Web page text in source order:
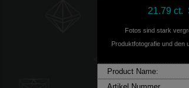
21.79 ct.
Fotos sind stark
Produktfotografie und den
Product Name: